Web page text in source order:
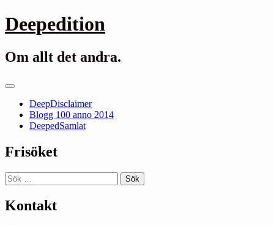
Gå
till
Deepedition
Om allt det andra.
Primär
DeepDisclaimer
Blogg 100 anno 2014
DeepedSamlat
Frisöket
Sök
efter:
Kontakt